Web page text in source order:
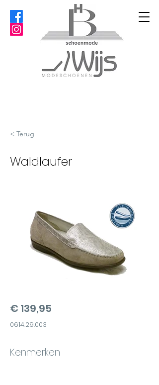
< Terug
Waldlaufer
€ 139,95
0614.29.003
Kenmerken